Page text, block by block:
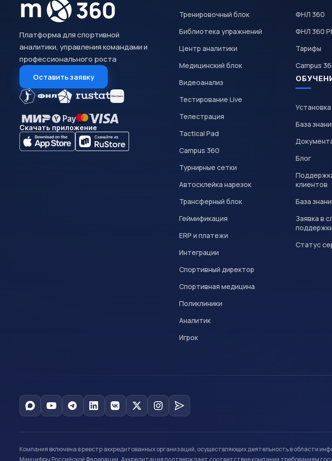
Платформа для спортивной
аналитики, управления командами и
профессионального роста
Оставить заявку
Скачать приложение
Тренировочный блок
Библиотека упражнений
Центр аналитики
Медицинский блок
Видеоанализ
Тестирование Live
Телестрация
Tactical Pad
Campus 360
Турнирные сетки
Автосклейка нарезок
Трансферный блок
Геймификация
ERP и платежи
Интеграции
Спортивный директор
Спортивная медицина
Поликлиники
Аналитик
Игрок
ФНЛ 360
ФНЛ 360
Тарифы
Campus
Установка
База
Блог
клиентов
База
Заявка в
Статус
Компания включена в реестр аккредитованных организаций, осуществляющих деятельность в области
Минцифры Российской Федерации. Аккредитация подтверждает соответствие компании требованиям